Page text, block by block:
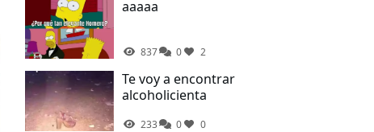
aaaaa
837 0 2
Te voy a encontrar
alcoholicienta
233 0 0